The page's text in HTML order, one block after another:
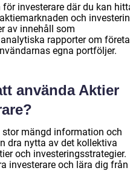
investerare där du kan
och
av innehåll som
rapporter om
egna portföljer.
använda Aktier
mängd information och
dra nytta av det kollektiva
och investeringsstrategier.
investerare och lära dig från